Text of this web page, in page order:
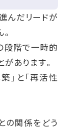
んだリードが
段階で一時的
あります。
」と「再活性
の関係をどう